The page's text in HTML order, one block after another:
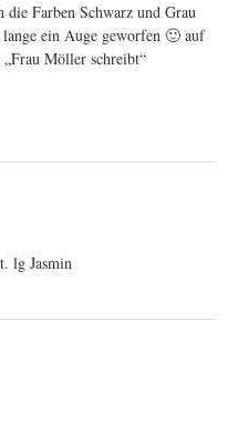
Farben Schwarz und Grau
ein Auge geworfen 🙂 auf
Möller schreibt“
lg Jasmin